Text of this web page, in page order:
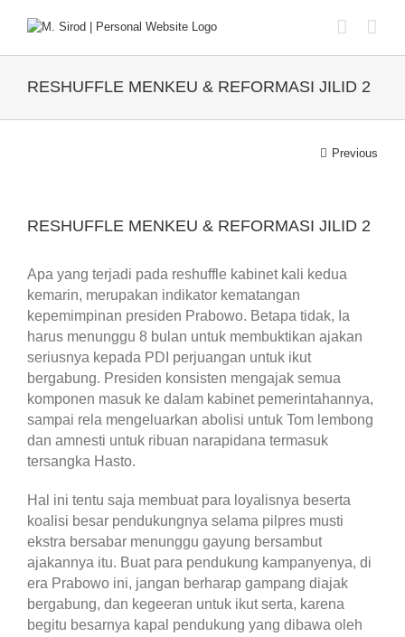
RESHUFFLE MENKEU & REFORMASI JILID 2
Previous
Larger
RESHUFFLE MENKEU & REFORMASI JILID 2
Apa yang terjadi pada reshuffle kabinet kali kedua
kemarin, merupakan indikator kematangan
kepemimpinan presiden Prabowo. Betapa tidak, Ia
harus menunggu 8 bulan untuk membuktikan ajakan
seriusnya kepada PDI perjuangan untuk ikut
bergabung. Presiden konsisten mengajak semua
komponen masuk ke dalam kabinet pemerintahannya,
sampai rela mengeluarkan abolisi untuk Tom lembong
dan amnesti untuk ribuan narapidana termasuk
tersangka Hasto.
Hal ini tentu saja membuat para loyalisnya beserta
koalisi besar pendukungnya selama pilpres musti
ekstra bersabar menunggu gayung bersambut
ajakannya itu. Buat para pendukung kampanyenya, di
era Prabowo ini, jangan berharap gampang diajak
bergabung, dan kegeeran untuk ikut serta, karena
begitu besarnya kapal pendukung yang dibawa oleh